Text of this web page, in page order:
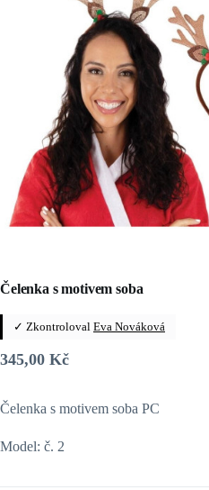
Čelenka s motivem soba
✓ Zkontroloval Eva Nováková
345,00 Kč
Čelenka s motivem soba PC
Model: č. 2